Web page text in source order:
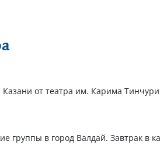
Казани от театра им. Карима
группы в город Валдай. Завтрак в